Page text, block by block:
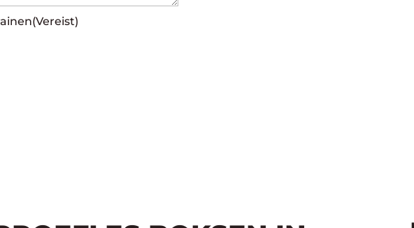
(Vereist)